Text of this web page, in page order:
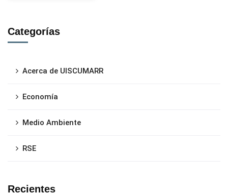
Categorías
Acerca de UISCUMARR
Economía
Medio Ambiente
RSE
Recientes